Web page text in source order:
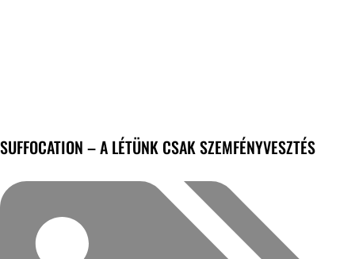
SUFFOCATION – A LÉTÜNK CSAK SZEMFÉNYVESZTÉS